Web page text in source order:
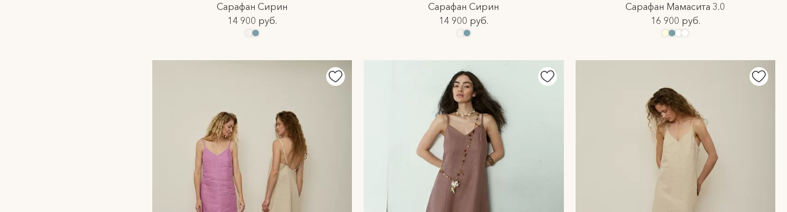
Сарафан Сирин
14 900 руб.
Сарафан Сирин
14 900 руб.
Сарафан Мамасита 3.0
16 900 руб.